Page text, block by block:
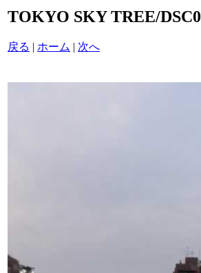
TOKYO SKY TREE/
戻る | ホーム | 次へ